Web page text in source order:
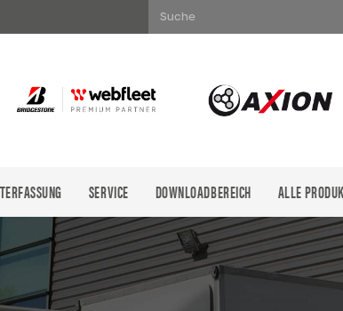
Suche
SERVICE DOWNLOADBEREICH ALLE